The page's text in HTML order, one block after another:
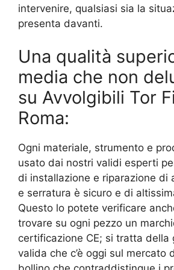
intervenire, qualsiasi sia la
presenta davanti.
Una qualità
media che non
su Avvolgibili Tor
Roma:
Ogni materiale, strumento e
usato dai nostri validi esperti
di installazione e riparazione di
e serratura è sicuro e di
Questo lo potete verificare
trovare su ogni pezzo un
certificazione CE; si tratta della
valida che c’è oggi sul mercato